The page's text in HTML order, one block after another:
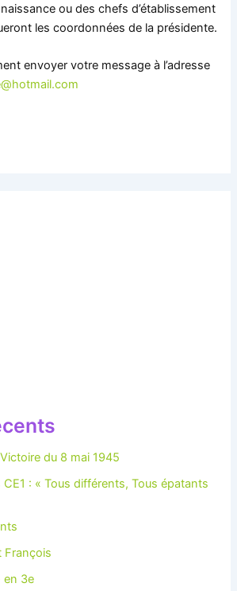
ou des chefs d’établissement
les coordonnées de la présidente.
envoyer votre message à l’adresse
du 8 mai 1945
: « Tous différents, Tous épatants
François
en 3e